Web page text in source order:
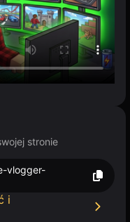
stronie
vlogger-
i